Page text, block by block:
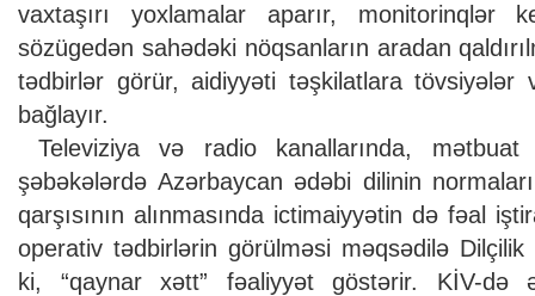
vaxtaşırı yoxlamalar aparır, monitorinqlər
sözügedən sahədəki nöqsanların aradan
tədbirlər görür, aidiyyəti təşkilatlara tövsiyələr
bağlayır.
Televiziya və radio kanallarında, mətbuat
şəbəkələrdə Azərbaycan ədəbi dilinin
qarşısının alınmasında ictimaiyyətin də fəal
operativ tədbirlərin görülməsi məqsədilə
ki, “qaynar xətt” fəaliyyət göstərir. KİV-də